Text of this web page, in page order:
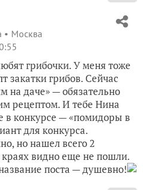
Москва
грибочки. У меня тоже
закатки грибов. Сейчас
на даче» — обязательно
рецептом. И тебе Нина
в конкурсе — «помидоры в
для конкурса.
но нашел всего 2
видно еще не пошли.
поста — душевно!